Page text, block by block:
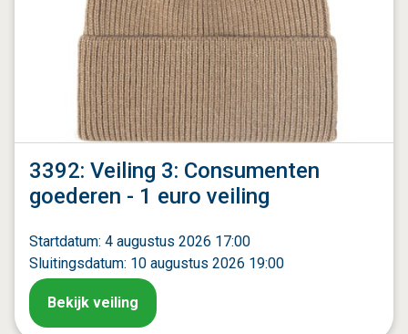
3392: Veiling 3: Consumenten
goederen - 1 euro veiling
Startdatum: 4 augustus 2026 17:00
Sluitingsdatum: 10 augustus 2026 19:00
Bekijk veiling